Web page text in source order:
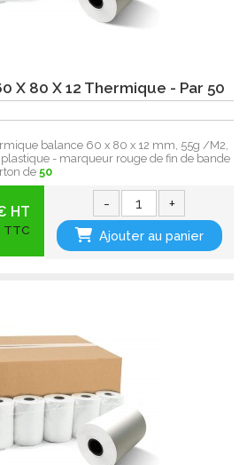
X 80 X 12 Thermique - Par 50
balance 60 x 80 x 12 mm, 55g /M2,
- marqueur rouge de fin de bande
de 50
HT
TTC
- +
Ajouter au panier